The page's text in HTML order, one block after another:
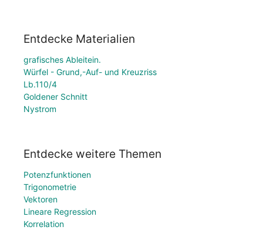
Entdecke Materialien
grafisches Ableitein.
Würfel - Grund,-Auf- und Kreuzriss
Lb.110/4
Goldener Schnitt
Nystrom
Entdecke weitere Themen
Potenzfunktionen
Trigonometrie
Vektoren
Lineare Regression
Korrelation